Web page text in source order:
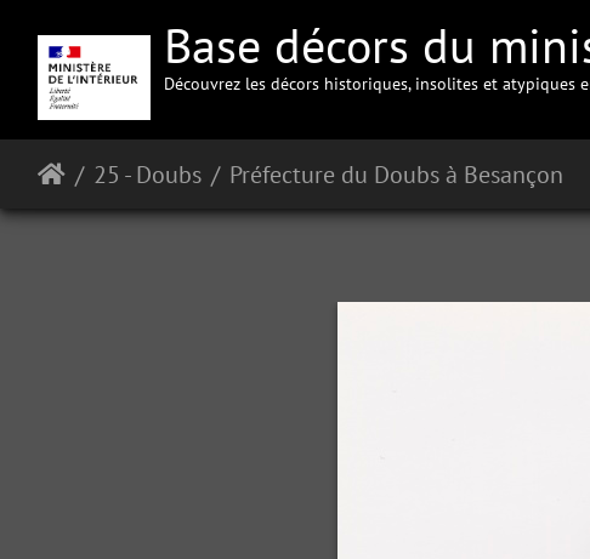
Base décors du
Découvrez les décors historiques, insolites et atypiques
25 - Doubs Préfecture du Doubs à Besançon